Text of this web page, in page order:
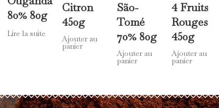
Tablette
Noir
Confiture
Artisanale
Citron
Tablette
Noir
São-
Tomé
Ajouter au
panier
Confiture
4 Fruits
Rouges
Ajouter au
panier